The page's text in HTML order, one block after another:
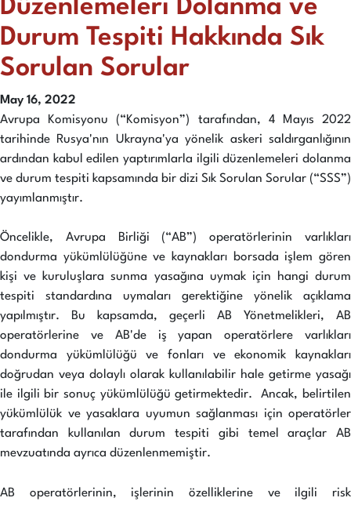
Düzenlemeleri Dolanma ve
Durum Tespiti Hakkında Sık
Sorulan Sorular
May 16, 2022
Avrupa Komisyonu (“Komisyon”) tarafından, 4 Mayıs 2022
tarihinde Rusya'nın Ukrayna'ya yönelik askeri saldırganlığının
ardından kabul edilen yaptırımlarla ilgili düzenlemeleri dolanma
ve durum tespiti kapsamında bir dizi Sık Sorulan Sorular (“SSS”)
yayımlanmıştır.
Öncelikle, Avrupa Birliği (“AB”) operatörlerinin varlıkları
dondurma yükümlülüğüne ve kaynakları borsada işlem gören
kişi ve kuruluşlara sunma yasağına uymak için hangi durum
tespiti standardına uymaları gerektiğine yönelik açıklama
yapılmıştır. Bu kapsamda, geçerli AB Yönetmelikleri, AB
operatörlerine ve AB'de iş yapan operatörlere varlıkları
dondurma yükümlülüğü ve fonları ve ekonomik kaynakları
doğrudan veya dolaylı olarak kullanılabilir hale getirme yasağı
ile ilgili bir sonuç yükümlülüğü getirmektedir. Ancak, belirtilen
yükümlülük ve yasaklara uyumun sağlanması için operatörler
tarafından kullanılan durum tespiti gibi temel araçlar AB
mevzuatında ayrıca düzenlenmemiştir.
AB operatörlerinin, işlerinin özelliklerine ve ilgili risk